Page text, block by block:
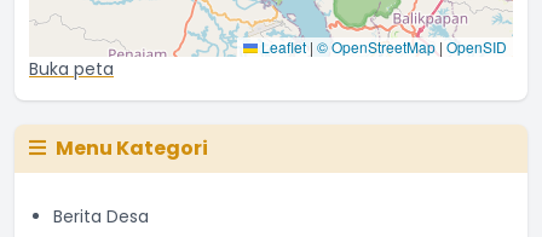
Leaflet | © OpenStreetMap| OpenSID
Buka peta
Menu Kategori
Berita Desa